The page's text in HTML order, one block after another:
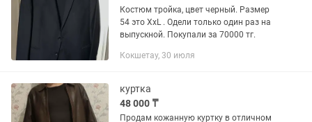
Костюм тройка, цвет черный. Размер
54 это XxL . Одели только один раз на
выпускной. Покупали за 70000 тг.
Кокшетау, 30 июля
куртка
48 000 ₸
Продам кожанную куртку в отличном